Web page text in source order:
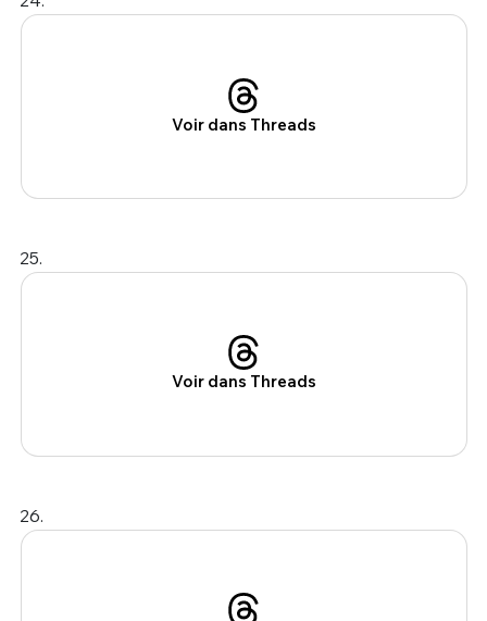
Voir dans Threads
25.
Voir dans Threads
26.